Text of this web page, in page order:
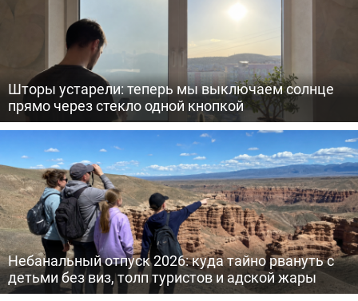
Шторы устарели: теперь мы выключаем солнце
прямо через стекло одной кнопкой
Небанальный отпуск 2026: куда тайно рвануть с
детьми без виз, толп туристов и адской жары